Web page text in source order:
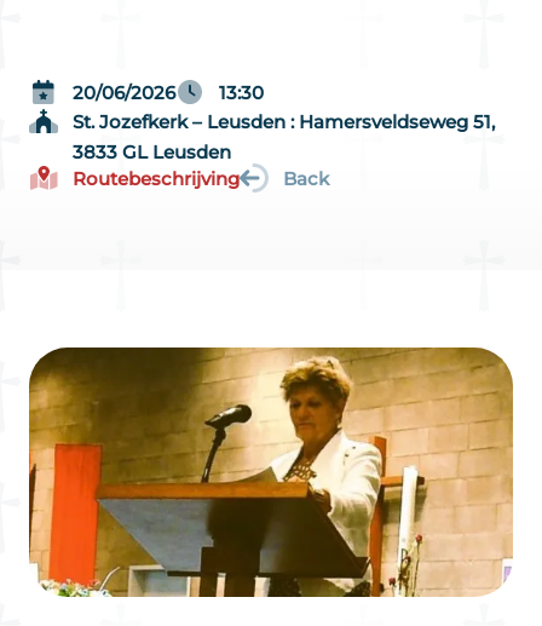
20/06/2026
13:30
St. Jozefkerk – Leusden : Hamersveldseweg 51,
3833 GL Leusden
Routebeschrijving
Back